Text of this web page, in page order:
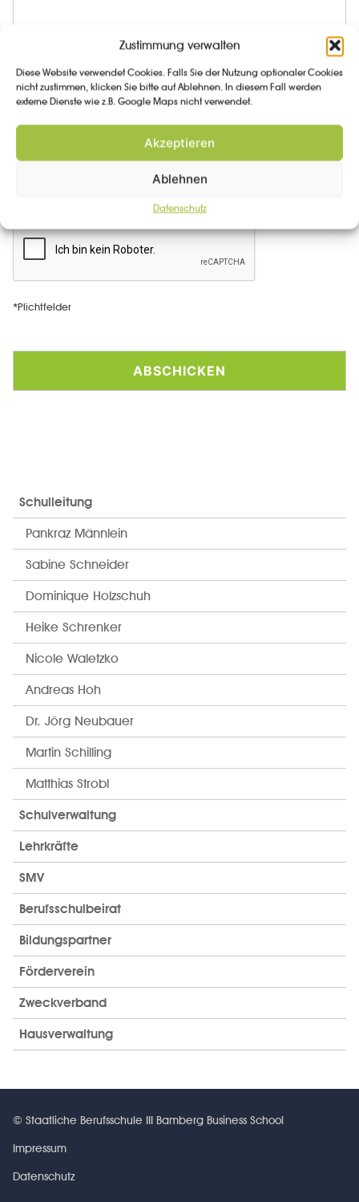
Zustimmung verwalten
Diese Website verwendet Cookies. Falls Sie der Nutzung optionaler Cookies
nicht zustimmen, klicken Sie bitte auf Ablehnen. In diesem Fall werden
externe Dienste wie z.B. Google Maps nicht verwendet.
Akzeptieren
Ablehnen
Datenschutz
*Plichtfelder
Schulleitung
Pankraz Männlein
Sabine Schneider
Dominique Holzschuh
Heike Schrenker
Nicole Waletzko
Andreas Hoh
Dr. Jörg Neubauer
Martin Schilling
Matthias Strobl
Schulverwaltung
Lehrkräfte
SMV
Berufsschulbeirat
Bildungspartner
Förderverein
Zweckverband
Hausverwaltung
© Staatliche Berufsschule III Bamberg Business School
Impressum
Datenschutz